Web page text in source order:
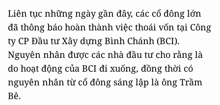
Liên tục những ngày gần đây, các cổ đông lớn
đã thông báo hoàn thành việc thoái vốn tại Công
ty CP Đầu tư Xây dựng Bình Chánh (BCI).
Nguyên nhân được các nhà đầu tư cho rằng là
do hoạt động của BCI đi xuống, đồng thời có
nguyên nhân từ cổ đông sáng lập là ông Trầm
Bê.